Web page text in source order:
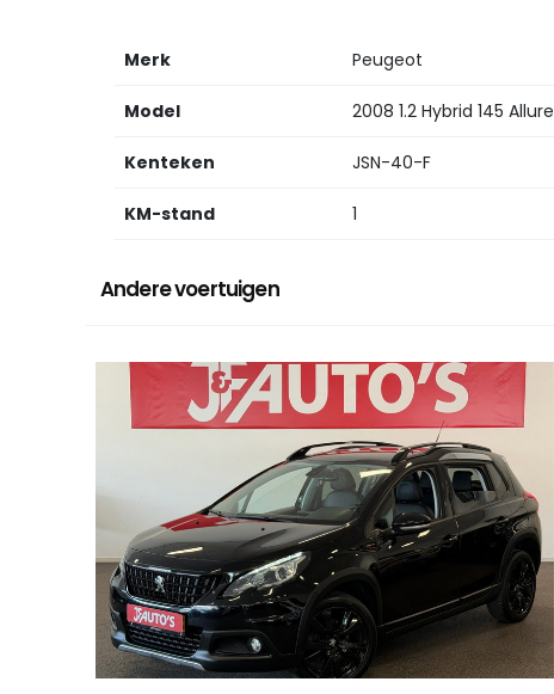
Merk Peugeot
Model 2008 1.2 Hybrid 145 Allure
Kenteken JSN-40-F
KM-stand 1
Andere voertuigen